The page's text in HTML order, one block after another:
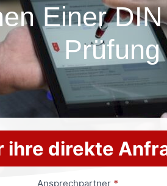
Einer
Prüfung
ihre direkte
Ansprechpartner *